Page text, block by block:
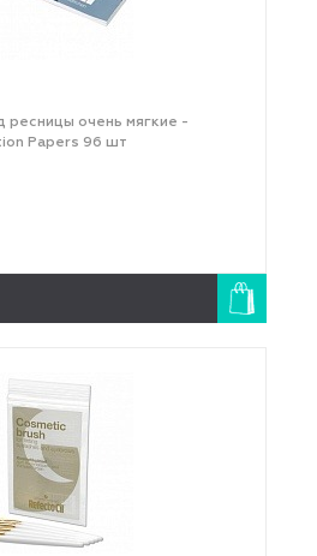
ресницы очень мягкие -
Papers 96 шт